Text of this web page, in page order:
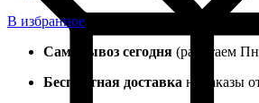
В избранное
Самовывоз сегодня (работаем
Бесплатная доставка на заказы